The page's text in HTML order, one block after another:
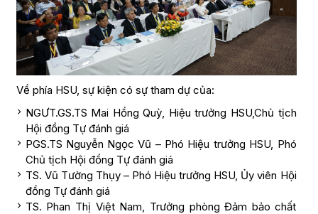
Về phía HSU, sự kiện có sự tham dự của:
NGƯT.GS.TS Mai Hồng Quỳ, Hiệu trưởng HSU,Chủ tịch
Hội đồng Tự đánh giá
PGS.TS Nguyễn Ngọc Vũ – Phó Hiệu trưởng HSU, Phó
Chủ tịch Hội đồng Tự đánh giá
TS. Vũ Tường Thụy – Phó Hiệu trưởng HSU, Ủy viên Hội
đồng Tự đánh giá
TS. Phan Thị Việt Nam, Trưởng phòng Đảm bảo chất